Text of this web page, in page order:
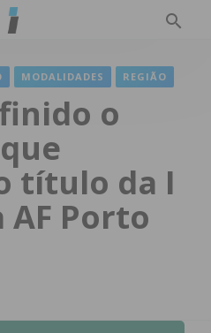
MODALIDADES REGIÃO
o
título da I
AF Porto